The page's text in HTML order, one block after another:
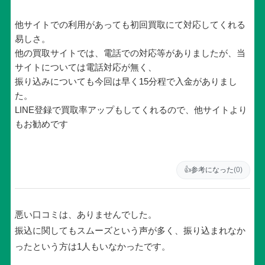
他サイトでの利用があっても初回買取にて対応してくれる
易しさ。
他の買取サイトでは、電話での対応等がありましたが、当
サイトについては電話対応が無く、
振り込みについても今回は早く15分程で入金がありまし
た。
LINE登録で買取率アップもしてくれるので、他サイトより
もお勧めです
👍参考になった(0)
悪い口コミは、ありませんでした。
振込に関してもスムーズという声が多く、振り込まれなか
ったという方は1人もいなかったです。